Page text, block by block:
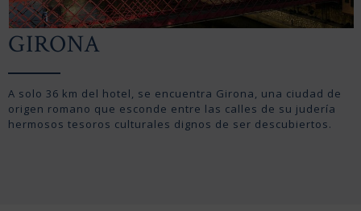
GIRONA
A solo 36 km del hotel, se encuentra Girona, una ciudad de
origen romano que esconde entre las calles de su judería
hermosos tesoros culturales dignos de ser descubiertos.